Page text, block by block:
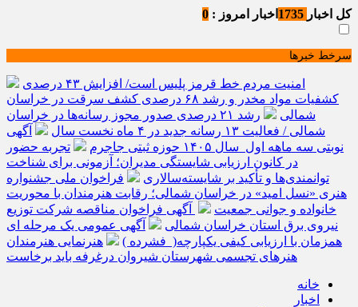
کل اخبار اخبار امروز : 0
سرخط خبرها
امنیت مردم خط قرمز پلیس است/ افزایش ۴۳ درصدی
کشفیات مواد مخدر و رشد ۶۸ درصدی کشف سرقت در خراسان
شمالی
رشد ۲۱ درصدی صدور مجوز رسانه‌ها در خراسان
شمالی / فعالیت ۱۳ رسانه جدید در ۴ ماه نخست سال
آگهی
نوبتی سه ماهه اول سال ۱۴۰۵ حوزه ثبتی جاجرم
تجربه حضور
در کانون ارزیابی شایستگی مدیران؛ آزمونی برای شناخت
توانمندی‌ها و تأکید بر شایسته‌سالاری
فراخوان ملی جشنواره
هنری «نسل امید» در خراسان شمالی؛ رقابت هنرمندان با محوریت
خانواده و جوانی جمعیت
آگهی فراخوان مناقصه شرکت توزیع
نیروی برق استان خراسان شمالی
آگهی عمومی یک مرحله ای
همزمان با ارزیابی کیفی یکپارچه( فشرده )
هنرنمایی هنرمندان
هنرهای تجسمی شهرستان شیروان درغرفه باید برخاست
خانه
اخبار